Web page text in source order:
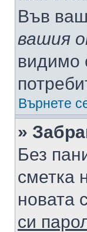
Във
вашия
видимо
Върнете
»
Без
сметка
новата
си